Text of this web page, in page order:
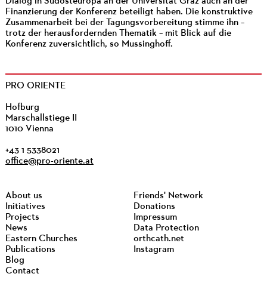
Finanzierung der Konferenz beteiligt haben. Die konstruktive
Zusammenarbeit bei der Tagungsvorbereitung stimme ihn –
trotz der herausfordernden Thematik – mit Blick auf die
Konferenz zuversichtlich, so Mussinghoff.
PRO ORIENTE
Hofburg
Marschallstiege II
1010 Vienna
+43 1 5338021
office@pro-oriente.at
About us
Initiatives
Projects
News
Eastern Churches
Publications
Blog
Contact
Friends' Network
Donations
Impressum
Data Protection
orthcath.net
Instagram